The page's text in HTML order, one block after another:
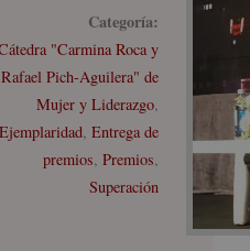
Categoría:
"Carmina Roca y
Rafael Pich-Aguilera" de
Mujer y Liderazgo,
Ejemplaridad, Entrega de
premios, Premios,
Superación